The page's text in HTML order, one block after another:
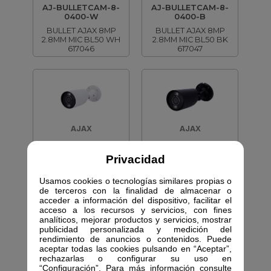
Privacidad
Usamos cookies o tecnologías similares propias o
de terceros con la finalidad de almacenar o
acceder a información del dispositivo, facilitar el
acceso a los recursos y servicios, con fines
analíticos, mejorar productos y servicios, mostrar
publicidad personalizada y medición del
rendimiento de anuncios o contenidos. Puede
aceptar todas las cookies pulsando en “Aceptar”,
rechazarlas o configurar su uso en
“Configuración”. Para más información consulte
AJ-BULLETCAM-8-
0400-W
BULLET AJAX 8MP
2.8MM MIC BL50 WH
617046
AJ-BULLETCAM-8-
0400-B
BULLET AJAX 8MP
2.8MM MIC BL50 BK
617047
AJAX
2.8MM MIC BL50 WH
617048
AJAX
2.8MM MIC BL50 BK
617049
AJAX
AJAX